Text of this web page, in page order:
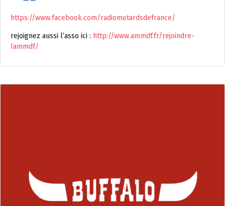
https://www.facebook.com/radiomotardsdefrance/
rejoignez aussi l’asso ici : http://www.ammdf.fr/rejoindre-
lammdf/